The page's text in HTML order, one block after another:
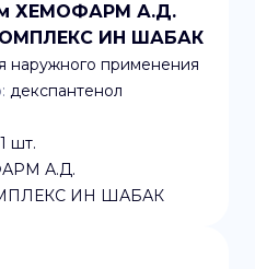
ХЕМОФАРМ А.Д.
ИН ШАБАК
наружного применения
декспантенол
1 шт.
А.Д.
ИН ШАБАК